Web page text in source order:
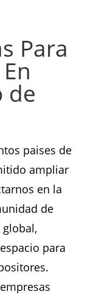
Para
de
paises de
ampliar
en la
de
para